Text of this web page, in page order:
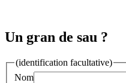
Un gran de sau ?
(identification facultative)
Nom